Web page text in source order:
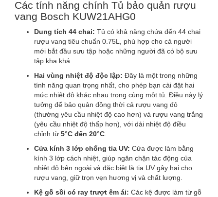
Các tính năng chính Tủ bảo quản rượu
vang Bosch KUW21AHG0
Dung tích 44 chai: Tủ có khả năng chứa đến 44 chai
rượu vang tiêu chuẩn 0.75L, phù hợp cho cả người
mới bắt đầu sưu tập hoặc những người đã có bộ sưu
tập kha khá.
Hai vùng nhiệt độ độc lập: Đây là một trong những
tính năng quan trọng nhất, cho phép bạn cài đặt hai
mức nhiệt độ khác nhau trong cùng một tủ. Điều này lý
tưởng để bảo quản đồng thời cả rượu vang đỏ
(thường yêu cầu nhiệt độ cao hơn) và rượu vang trắng
(yêu cầu nhiệt độ thấp hơn), với dải nhiệt độ điều
chỉnh từ 5°C đến 20°C
Cửa kính 3 lớp chống tia UV: Cửa được làm bằng
kính 3 lớp cách nhiệt, giúp ngăn chặn tác động của
nhiệt độ bên ngoài và đặc biệt là tia UV gây hại cho
rượu vang, giữ trọn vẹn hương vị và chất lượng.
Kệ gỗ sồi có ray trượt êm ái: Các kệ được làm từ gỗ